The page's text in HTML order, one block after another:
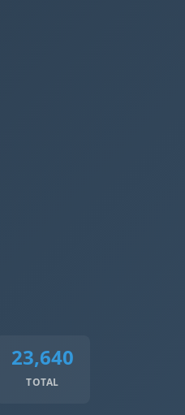
23,640
TOTAL